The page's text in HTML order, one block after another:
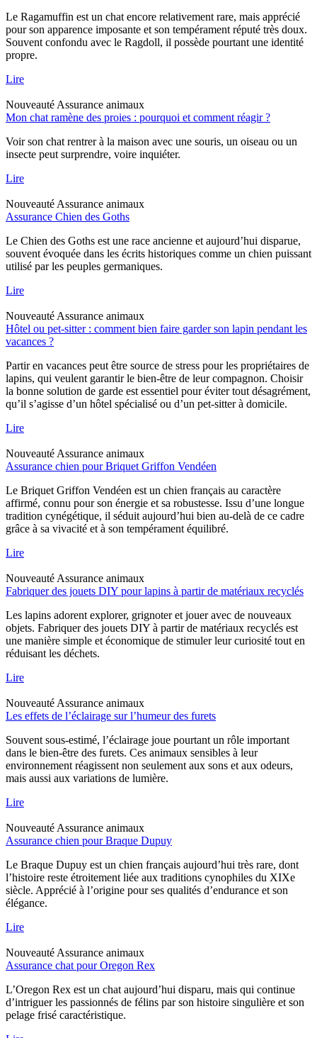
Le Ragamuffin est un chat encore relativement rare, mais apprécié
pour son apparence imposante et son tempérament réputé très doux.
Souvent confondu avec le Ragdoll, il possède pourtant une identité
propre.
Lire
Nouveauté Assurance animaux
Mon chat ramène des proies : pourquoi et comment réagir ?
Voir son chat rentrer à la maison avec une souris, un oiseau ou un
insecte peut surprendre, voire inquiéter.
Lire
Nouveauté Assurance animaux
Assurance Chien des Goths
Le Chien des Goths est une race ancienne et aujourd’hui disparue,
souvent évoquée dans les écrits historiques comme un chien puissant
utilisé par les peuples germaniques.
Lire
Nouveauté Assurance animaux
Hôtel ou pet-sitter : comment bien faire garder son lapin pendant les
vacances ?
Partir en vacances peut être source de stress pour les propriétaires de
lapins, qui veulent garantir le bien-être de leur compagnon. Choisir
la bonne solution de garde est essentiel pour éviter tout désagrément,
qu’il s’agisse d’un hôtel spécialisé ou d’un pet-sitter à domicile.
Lire
Nouveauté Assurance animaux
Assurance chien pour Briquet Griffon Vendéen
Le Briquet Griffon Vendéen est un chien français au caractère
affirmé, connu pour son énergie et sa robustesse. Issu d’une longue
tradition cynégétique, il séduit aujourd’hui bien au-delà de ce cadre
grâce à sa vivacité et à son tempérament équilibré.
Lire
Nouveauté Assurance animaux
Fabriquer des jouets DIY pour lapins à partir de matériaux recyclés
Les lapins adorent explorer, grignoter et jouer avec de nouveaux
objets. Fabriquer des jouets DIY à partir de matériaux recyclés est
une manière simple et économique de stimuler leur curiosité tout en
réduisant les déchets.
Lire
Nouveauté Assurance animaux
Les effets de l’éclairage sur l’humeur des furets
Souvent sous-estimé, l’éclairage joue pourtant un rôle important
dans le bien-être des furets. Ces animaux sensibles à leur
environnement réagissent non seulement aux sons et aux odeurs,
mais aussi aux variations de lumière.
Lire
Nouveauté Assurance animaux
Assurance chien pour Braque Dupuy
Le Braque Dupuy est un chien français aujourd’hui très rare, dont
l’histoire reste étroitement liée aux traditions cynophiles du XIXe
siècle. Apprécié à l’origine pour ses qualités d’endurance et son
élégance.
Lire
Nouveauté Assurance animaux
Assurance chat pour Oregon Rex
L’Oregon Rex est un chat aujourd’hui disparu, mais qui continue
d’intriguer les passionnés de félins par son histoire singulière et son
pelage frisé caractéristique.